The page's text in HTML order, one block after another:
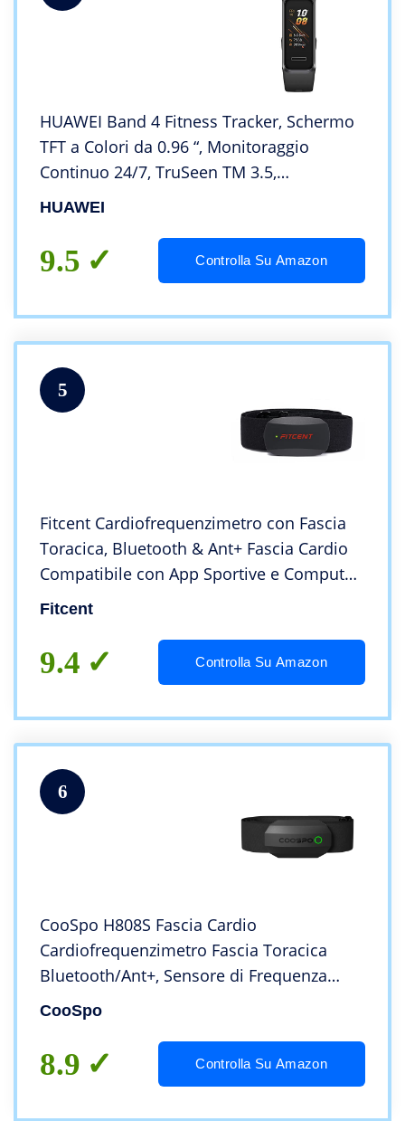
HUAWEI Band 4 Fitness Tracker, Schermo
TFT a Colori da 0.96 “, Monitoraggio
Continuo 24/7, TruSeen TM 3.5,
Monitoraggio Scientifico del Sonno,
(Graphite Black)
HUAWEI
9.5 Controlla Su Amazon
5
Fitcent Cardiofrequenzimetro con Fascia
Toracica, Bluetooth & Ant+ Fascia Cardio
Compatibile con App Sportive e Computer
da Bici, IP67 Impermeabile Sensore di
Fitcent
9.4 Controlla Su Amazon
6
CooSpo H808S Fascia Cardio
Cardiofrequenzimetro Fascia Toracica
Bluetooth/Ant+, Sensore di Frequenza
Cardiaca Impermeabile IP68 Compatibile
con CoospoRide/Wahoo
Fitness/Strava/zwift/DDPY e Altro
CooSpo
8.9 Controlla Su Amazon